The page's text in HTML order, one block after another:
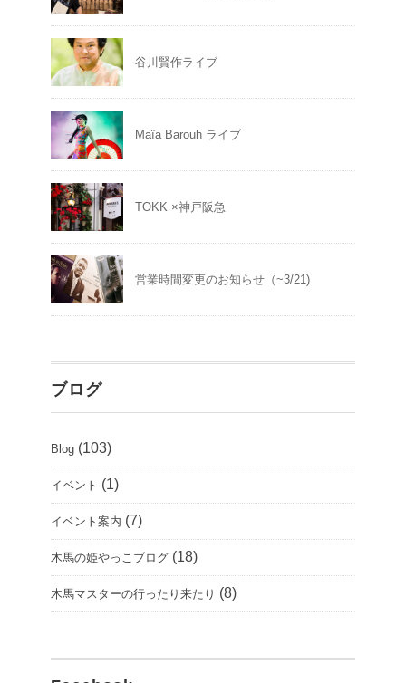
谷川賢作ライブ
Maïa Barouh ライブ
TOKK ×神戸阪急
営業時間変更のお知らせ（~3/21)
ブログ
Blog (103)
イベント (1)
イベント案内 (7)
木馬の姫やっこブログ (18)
木馬マスターの行ったり来たり (8)